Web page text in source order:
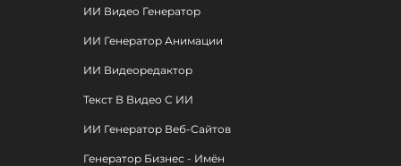
ИИ Видео Генератор
ИИ Генератор Анимации
ИИ Видеоредактор
Текст В Видео С ИИ
ИИ Генератор Веб-Сайтов
Генератор Бизнес - Имён